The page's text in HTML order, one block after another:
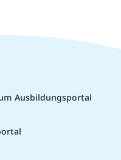
Ausbildungsportal